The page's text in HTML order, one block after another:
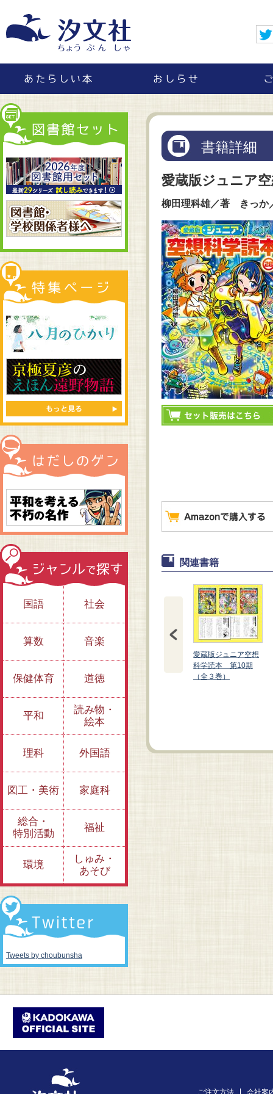
書籍詳細
愛蔵版ジュニア
柳田理科雄／著 きっか
関連書籍
愛蔵版 ジュニア空
愛蔵版 ジュニア空
想科学読本⑰
愛蔵版ジュニア空想
科学読本 第10期
（全３巻）
国語 社会
算数 音楽
保健体育 道徳
平和
読み物・
絵本
理科 外国語
図工・美術 家庭科
総合・
特別活動
福祉
環境
しゅみ・
あそび
Tweets by choubunsha